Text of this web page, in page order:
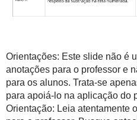
Orientações: Este slide não é
anotações para o professor e
para os alunos. Trata-se
para apoiá-lo na aplicação do
Orientação: Leia atentamente